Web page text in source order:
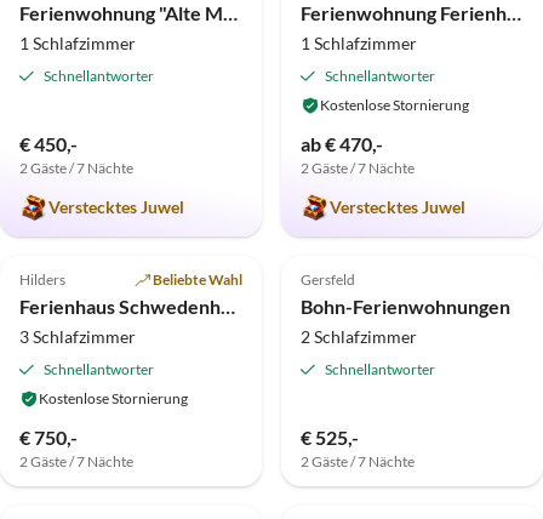
Ferienwohnung "Alte Mühle" Fam. Menz
1 Schlafzimmer
Schnellantworter
€ 450,-
2 Gäste / 7 Nächte
Verstecktes Juwel
Ferienwohnung Ferienhaus Ursula
1 Schlafzimmer
Schnellantworter
Kostenlose Stornierung
ab € 470,-
2 Gäste / 7 Nächte
Verstecktes Juwel
Top-Inserat
4.9 (7)
Hilders Beliebte Wahl
Ferienhaus Schwedenhaus
3 Schlafzimmer
Schnellantworter
Kostenlose Stornierung
€ 750,-
2 Gäste / 7 Nächte
Top-Inserat
5.0 (4)
Gersfeld
Bohn-Ferienwohnungen
2 Schlafzimmer
Schnellantworter
€ 525,-
2 Gäste / 7 Nächte
Top-Inserat
5.0 (1) Top-Inserat
4.8 (1)